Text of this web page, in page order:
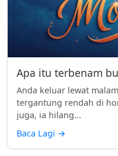
Apa itu terbenam
Anda keluar lewat
tergantung rendah di
juga, ia hilang...
Baca Lagi →